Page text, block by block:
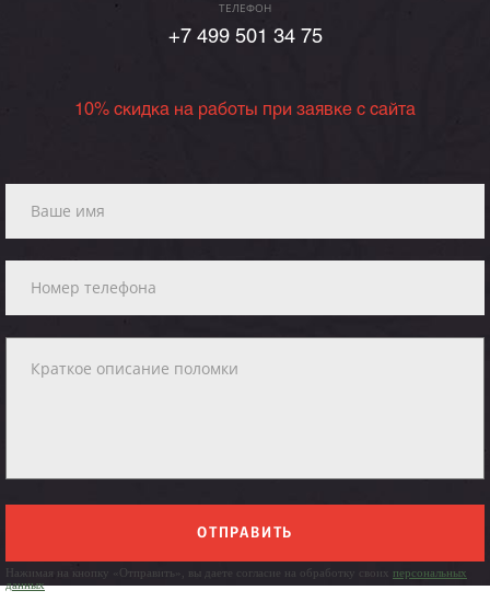
ТЕЛЕФОН
+7 499 501 34 75
10% скидка на работы при заявке с сайта
ОТПРАВИТЬ
Нажимая на кнопку «Отправить», вы даете согласие на обработку своих персональных
данных